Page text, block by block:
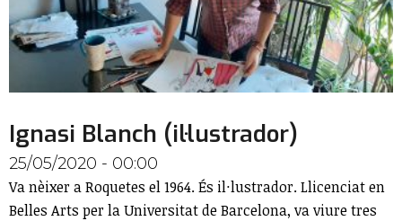
Ignasi Blanch (il·lustrador)
25/05/2020 - 00:00
Va nèixer a Roquetes el 1964. És il·lustrador. Llicenciat en
Belles Arts per la Universitat de Barcelona, va viure tres